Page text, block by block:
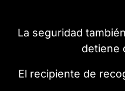
La seguridad
detiene
El recipiente de